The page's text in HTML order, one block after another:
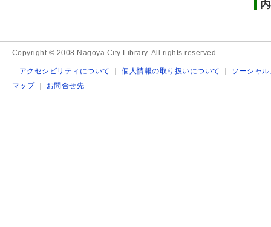
Copyright © 2008 Nagoya City Library. All rights reserved.
アクセシビリティについて ｜個人情報の取り扱いについて ｜ ソーシャ
マップ｜ お問合せ先